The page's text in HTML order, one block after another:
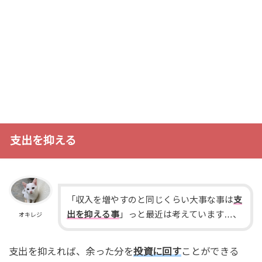
支出を抑える
オキレジ
「収入を増やすのと同じくらい大事な事は支
出を抑える事」っと最近は考えています…、
支出を抑えれば、余った分を投資に回すことができる